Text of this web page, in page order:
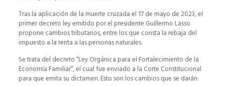
Tras la aplicación de la muerte cruzada el 17 de mayo de 2023, el
primer decreto ley emitido por el presidente Guillermo Lasso
propone cambios tributarios, entre los que consta la rebaja del
impuesto a la renta a las personas naturales.
Se trata del decreto “Ley Orgánica para el Fortalecimiento de la
Economía Familiar”, el cual fue enviado a la Corte Constitucional
para que emita su dictamen. Esto son los cambios que se darán: